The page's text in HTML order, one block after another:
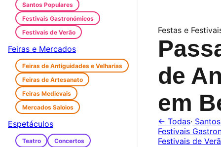
Festas e
de
em
← Todas·
Festivais
Festivais de
Santos Populares
Festivais Gastronómicos
Festivais de Verão
Feiras e Mercados
Feiras de Antiguidades e Velharias
Feiras de Artesanato
Feiras Medievais
Mercados Saloios
Espetáculos
Teatro
Concertos